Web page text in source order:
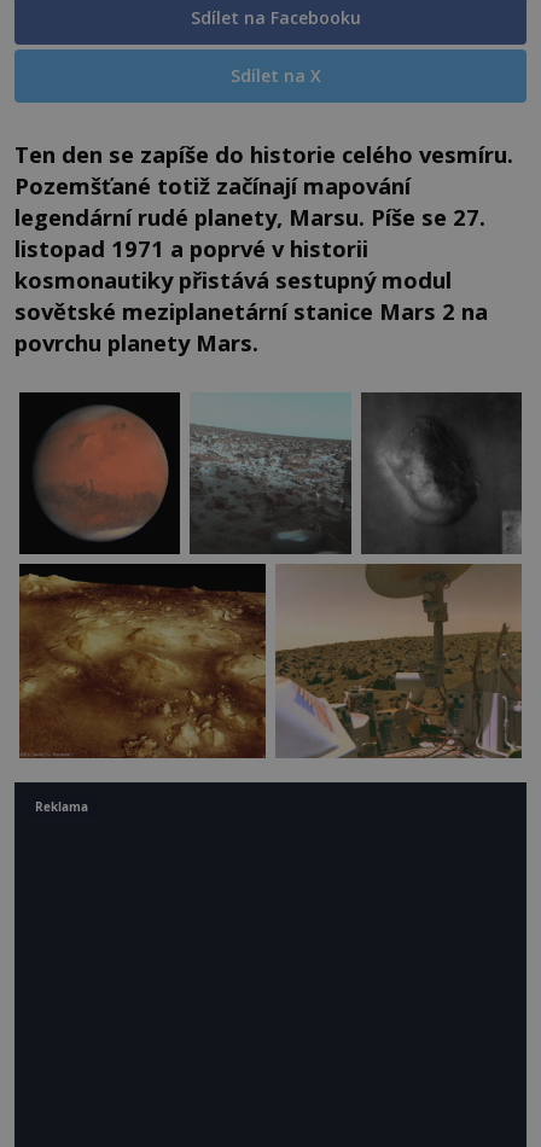
Sdílet na Facebooku
Sdílet na X
Ten den se zapíše do historie celého vesmíru.
Pozemšťané totiž začínají mapování
legendární rudé planety, Marsu. Píše se 27.
listopad 1971 a poprvé v historii
kosmonautiky přistává sestupný modul
sovětské meziplanetární stanice Mars 2 na
povrchu planety Mars.
Reklama